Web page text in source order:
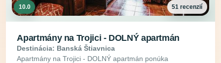
10.0 51 recenzií
Apartmány na Trojici - DOLNÝ apartmán
Destinácia: Banská Štiavnica
Apartmány na Trojici - DOLNÝ apartmán ponúka